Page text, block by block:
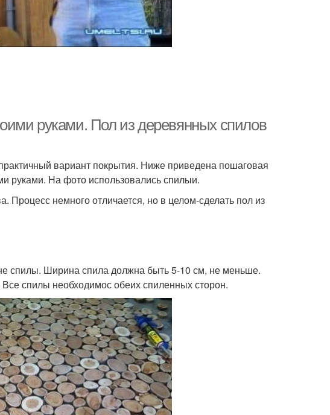
руками. Пол из деревянных спилов
вариант покрытия. Ниже приведена пошаговая
руками. На фото использовались спилыи.
Процесс немного отличается, но в целом-сделать пол из
спилы. Ширина спила должна быть 5-10 см, не меньше.
спилы необходимос обеих спиленных сторон.